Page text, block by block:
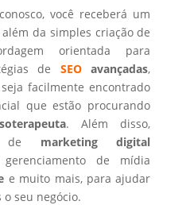
você receberá um
da simples criação de
orientada para
de SEOavançadas,
facilmente encontrado
que estão procurando
. Além disso,
de marketing digital
de mídia
e muito mais, para ajudar
seu negócio.